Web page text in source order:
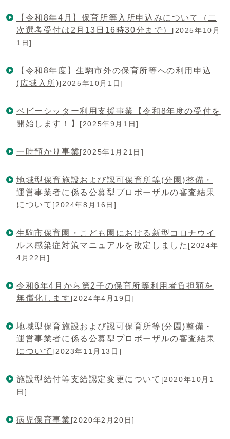
【令和8年4月】保育所等入所申込みについて（二
次選考受付は2月13日16時30分まで） [2025年10月
1日]
【令和8年度】生駒市外の保育所等への利用申込
(広域入所)[2025年10月1日]
ベビーシッター利用支援事業【令和8年度の受付を
開始します！】 [2025年9月1日]
一時預かり事業[2025年1月21日]
地域型保育施設および認可保育所等(分園)整備・
運営事業者に係る公募型プロポーザルの審査結果
について [2024年8月16日]
生駒市保育園・こども園における新型コロナウイ
ルス感染症対策マニュアルを改定しました [2024年
4月22日]
令和6年4月から第2子の保育所等利用者負担額を
無償化します [2024年4月19日]
地域型保育施設および認可保育所等(分園)整備・
運営事業者に係る公募型プロポーザルの審査結果
について [2023年11月13日]
施設型給付等支給認定変更について [2020年10月1
日]
病児保育事業 [2020年2月20日]